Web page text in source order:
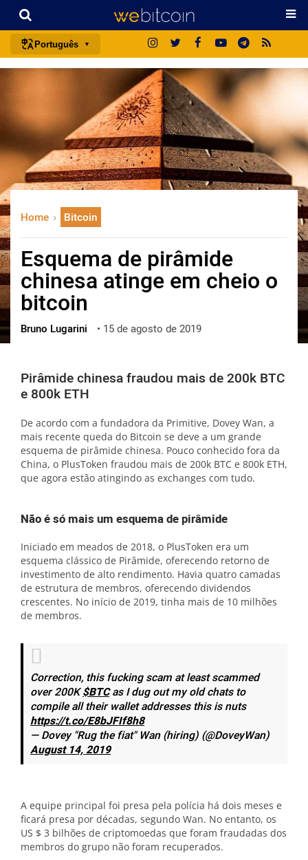
Português
português (BR)
français
italiano
deutsch
中文
한국어
العربية
ไทย
ქართული
vietnamese
Home Bitcoin
Esquema de pirâmide
chinesa atinge em cheio o
bitcoin
Bruno Lugarini • 15 de agosto de 2019
Pirâmide chinesa fraudou mais de 200k BTC
e 800k ETH
De acordo com a fundadora da Primitive, Dovey Wan, a
mais recente queda do Bitcoin se deve a um grande
esquema de pirâmide chinesa. Pouco conhecido fora da
China, o PlusToken fraudou mais de 200k BTC e 800k ETH,
que agora estão atingindo as exchanges com tudo.
Não é só mais um esquema de pirâmide
Iniciado em meados de 2018, o PlusToken era um
esquema clássico de Pirâmide, oferecendo retorno de
investimento de alto rendimento. Havia quatro camadas
de estrutura de membros, oferecendo dividendos
crescentes. No início de 2019, tinha mais de 10 milhões
de membros.
Correction, this fucking scam at least scammed
over 200K$BTCas I dug out my old chats to
compile all their wallet addresses this is nuts
https://t.co/E8bJFIf8h8
— Dovey "Rug the fiat" Wan (hiring) (@DoveyWan)
August 14, 2019
A equipe principal foi presa pela polícia há dois meses e
ficará presa por décadas, segundo Wan. No entanto, os
US $ 3 bilhões de criptomoedas que foram fraudadas dos
membros do grupo não foram recuperados.